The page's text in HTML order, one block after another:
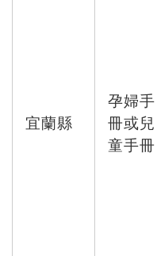
宜蘭縣
孕婦手
冊或兒
童手冊